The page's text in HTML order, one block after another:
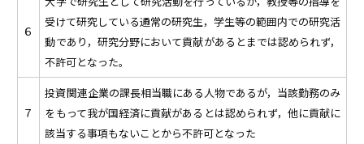
６
受けて研究している通常の研究生，学生等の範囲内での研究活
動であり，研究分野において貢献があるとまでは認められず，
不許可となった。
７
投資関連企業の課長相当職にある人物であるが，当該勤務のみ
をもって我が国経済に貢献があるとは認められず，他に貢献に
該当する事項もないことから不許可となった